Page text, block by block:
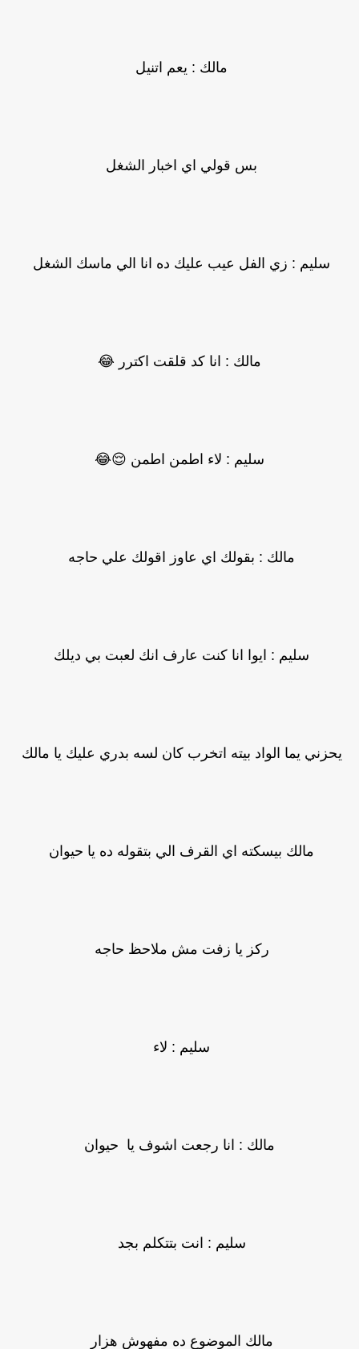
مالك : يعم اتنيل
بس قولي اي اخبار الشغل
سليم : زي الفل عيب عليك ده انا الي ماسك الشغل
مالك : انا كد قلقت اكترر 😂
سليم : لاء اطمن اطمن 😌😂
مالك : بقولك اي عاوز اقولك علي حاجه
سليم : ايوا انا كنت عارف انك لعبت بي ديلك
يحزني يما الواد بيته اتخرب كان لسه بدري عليك يا مالك
مالك بيسكته اي القرف الي بتقوله ده يا حيوان
ركز يا زفت مش ملاحظ حاجه
سليم : لاء
مالك : انا رجعت اشوف يا حيوان
سليم : انت بتتكلم بجد
مالك الموضوع ده مفهوش هزار